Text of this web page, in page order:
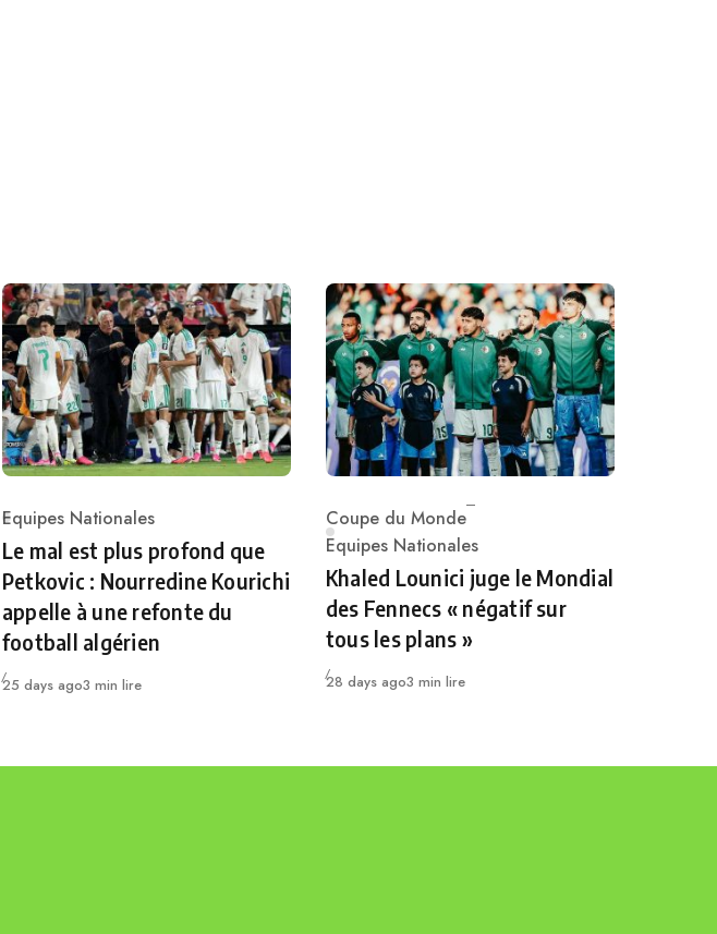
Category
Equipes Nationales
Le mal est plus profond que
Petkovic : Nourredine Kourichi
appelle à une refonte du
football algérien
Publié
25 days ago3 min lire
Category
Coupe du Monde
Equipes Nationales
Khaled Lounici juge le Mondial
des Fennecs « négatif sur
tous les plans »
Publié
28 days ago3 min lire